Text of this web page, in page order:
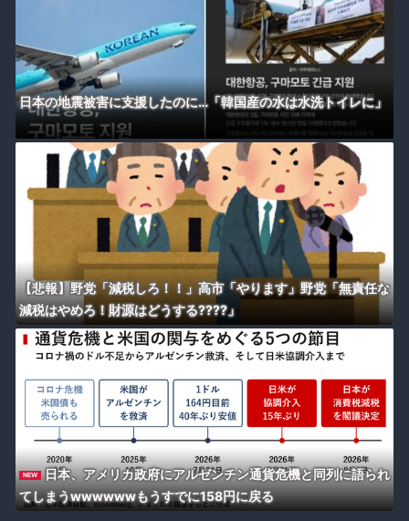
日本の地震被害に支援したのに…「韓国産の水は水洗トイレに」
【悲報】野党「減税しろ！！」高市「やります」野党「無責任な
減税はやめろ！財源はどうする????」
NEW
日本、アメリカ政府にアルゼンチン通貨危機と同列に語られ
てしまうwwwwwwもうすでに158円に戻る